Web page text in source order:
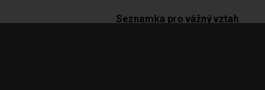
Seznamka pro vážný vztah